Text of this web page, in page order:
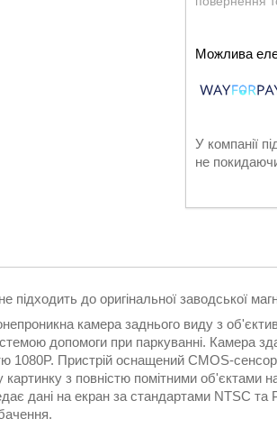
У компанії
не
до оригінальної заводської
камера заднього виду з
допомоги при паркуванні. Камера
1080P. Пристрій оснащений CMOS-
з повністю помітними об'єктами
дані на екран за стандартами NTSC та